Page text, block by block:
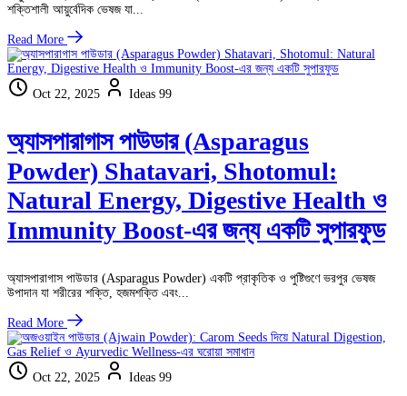
শক্তিশালী আয়ুর্বেদিক ভেষজ যা...
Read More
Oct 22, 2025 Ideas 99
অ্যাসপারাগাস পাউডার (Asparagus
Powder) Shatavari, Shotomul:
Natural Energy, Digestive Health ও
Immunity Boost-এর জন্য একটি সুপারফুড
অ্যাসপারাগাস পাউডার (Asparagus Powder) একটি প্রাকৃতিক ও পুষ্টিগুণে ভরপুর ভেষজ
উপাদান যা শরীরের শক্তি, হজমশক্তি এবং...
Read More
Oct 22, 2025 Ideas 99